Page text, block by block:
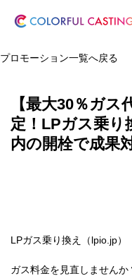
プロモーション一覧へ戻る
【最大30％ガス
定！LPガス乗り
内の開栓で成果
LPガス乗り換え（lpio.jp）
ガス料金を見直しませんか